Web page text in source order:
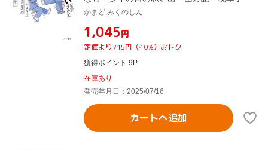
かまど,みくのしん
¥1,045円
定価より715円（40%）おトク
獲得ポイント 9P
在庫あり
発売年月日：2025/07/16
カートへ追加